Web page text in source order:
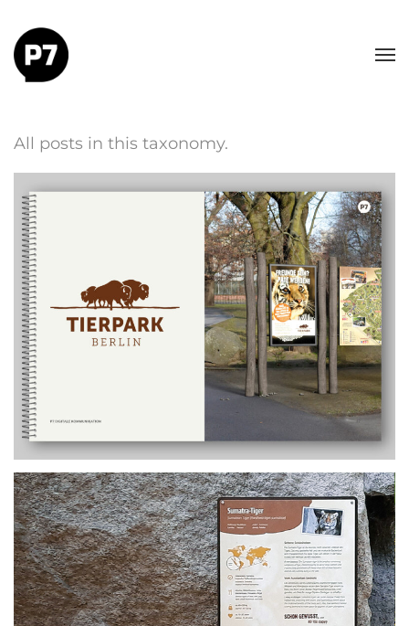
All posts in this taxonomy.
Tierpark Berlin-
Friedrichsfelde
Konzeption Visualisierung
Tierpark Berlin-
Friedrichsfelde